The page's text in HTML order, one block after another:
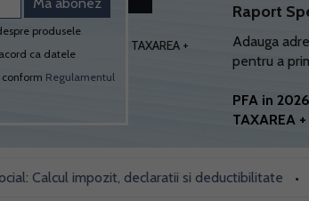
Raport
Adauga
pentru a
PFA in
TAXAREA
impozit, declaratii si deductibilitate •
produsele
ca datele
Regulamentul